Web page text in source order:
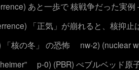
あと一歩で 核戦争だった実例
「正気」が崩れると、核抑止
「核の冬」 の恐怖
nw-2) (nuclear
p-0) (PBR) ぺブルベッド原